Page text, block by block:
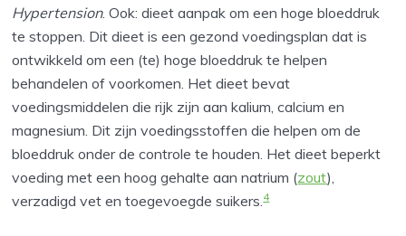
Hypertension. Ook: dieet aanpak om een hoge bloeddruk
te stoppen. Dit dieet is een gezond voedingsplan dat is
ontwikkeld om een (te) hoge bloeddruk te helpen
behandelen of voorkomen. Het dieet bevat
voedingsmiddelen die rijk zijn aan kalium, calcium en
magnesium. Dit zijn voedingsstoffen die helpen om de
bloeddruk onder de controle te houden. Het dieet beperkt
voeding met een hoog gehalte aan natrium (zout),
verzadigd vet en toegevoegde suikers.4